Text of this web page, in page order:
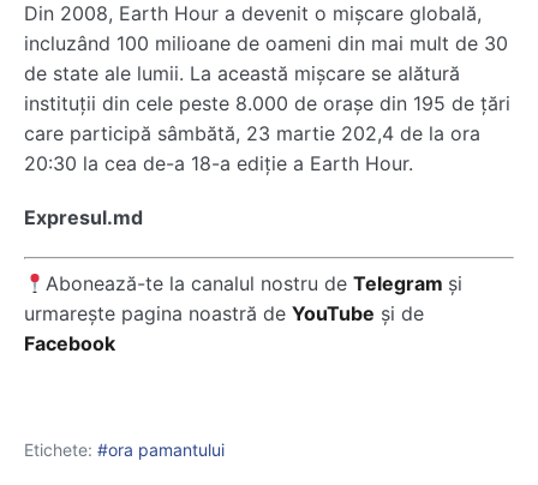
Din 2008, Earth Hour a devenit o mişcare globală,
incluzând 100 milioane de oameni din mai mult de 30
de state ale lumii. La această mișcare se alătură
instituţii din cele peste 8.000 de oraşe din 195 de ţări
care participă sâmbătă, 23 martie 202,4 de la ora
20:30 la cea de-a 18-a ediţie a Earth Hour.
Expresul.md
Abonează-te la canalul nostru deTelegram și
urmarește pagina noastră de YouTube și de
Facebook
Etichete: ora pamantului